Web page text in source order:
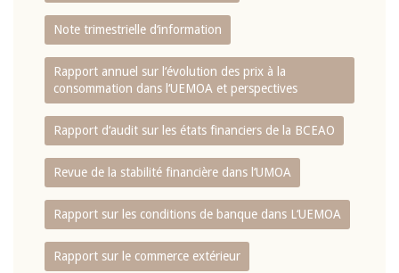
Note trimestrielle d‘information
Rapport annuel sur l‘évolution des prix à la
consommation dans l‘UEMOA et perspectives
Rapport d‘audit sur les états financiers de la BCEAO
Revue de la stabilité financière dans l‘UMOA
Rapport sur les conditions de banque dans L‘UEMOA
Rapport sur le commerce extérieur